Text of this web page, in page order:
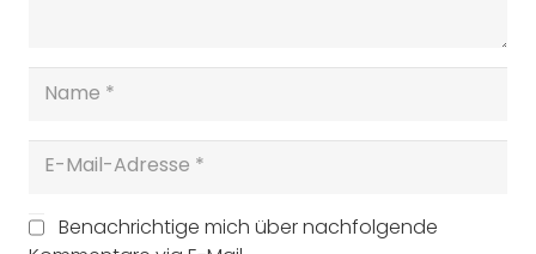
Benachrichtige mich über nachfolgende